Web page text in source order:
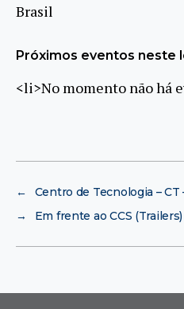
Brasil
Próximos eventos neste
<li>No momento não há
←
Centro de Tecnologia – CT
→
Em frente ao CCS (Trailers)